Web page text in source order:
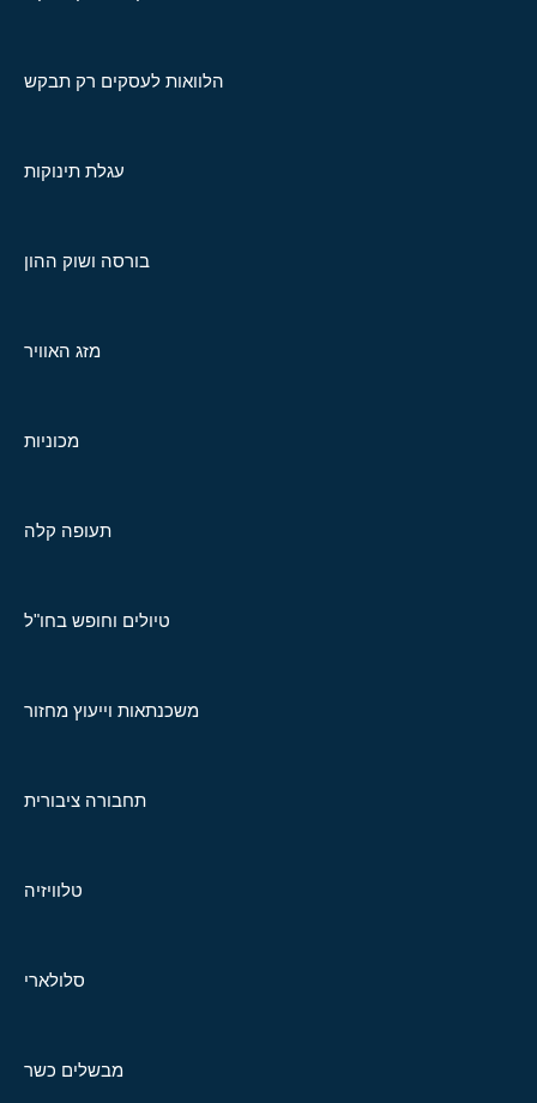
הלוואות לעסקים רק תבקש
עגלת תינוקות
בורסה ושוק ההון
מזג האוויר
מכוניות
תעופה קלה
טיולים וחופש בחו"ל
משכנתאות וייעוץ מחזור
תחבורה ציבורית
טלוויזיה
סלולארי
מבשלים כשר